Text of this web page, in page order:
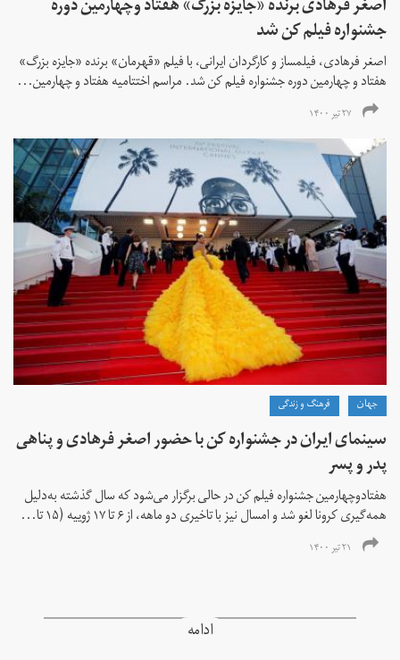
جشنواره فیلم کن شد
اصغر فرهادی، فیلمساز و کارگردان ایرانی، با فیلم «قهرمان» برنده «جایزه بزرگ»
هفتاد و چهارمین دوره جشنواره فیلم کن شد. مراسم اختتامیه هفتاد و چهارمین...
۲۷ تیر ۱۴۰۰
جهان فرهنگ و زندگی
سینمای ایران در جشنواره کن با حضور اصغر فرهادی و پناهی
پدر و پسر
هفتادوچهارمین جشنواره فیلم کن در حالی برگزار می‌شود که سال گذشته به‌دلیل
همه‌گیری کرونا لغو شد و امسال نیز با تاخیری دو ماهه، از ۶ تا ۱۷ ژوییه (۱۵ تا...
۲۱ تیر ۱۴۰۰
ادامه